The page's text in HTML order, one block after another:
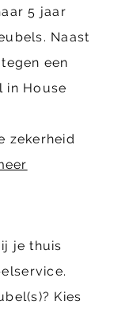
5 jaar
Naast
een
in House
zekerheid
je thuis
Kies